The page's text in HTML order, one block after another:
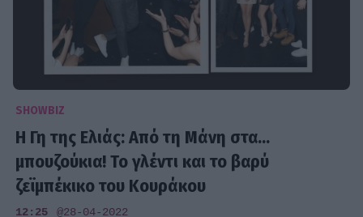
SHOWBIZ
Η Γη της Ελιάς: Από τη Μάνη στα...
μπουζούκια! Το γλέντι και το βαρύ
ζεϊμπέκικο του Κουράκου
12:25 @28-04-2022